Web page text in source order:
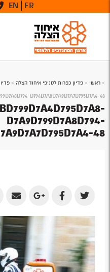
EN FR
> ראשי > פדיון כפרות לסניפי איחוד הצלה >
D794D7A8D7A9D7A7D795D7A4-48
D7A9D799D7A8D794-
48
Share
on
Twitter
Share
on
Facebook
Share
on
Google
Plus
by